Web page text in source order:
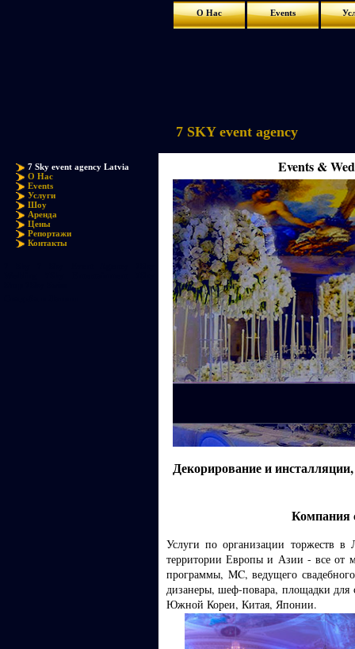
О Нас Events
7 Sky event agency Latvia
О Нас
Events
Услуги
Шоу
Аренда
Цены
Репортажи
Контакты
7 SKY event agency
Events &
Декорирование и
Компания
Услуги по организации торжеств в
территории Европы и Азии - все от
программы, MC, ведущего
дизанеры, шеф-повара, площадки
Южной Кореи, Китая, Японии.